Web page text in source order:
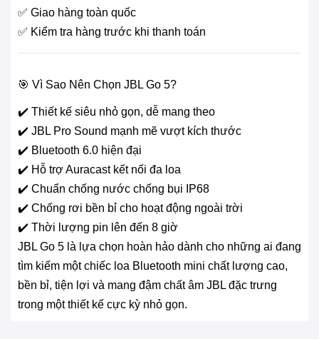
✅ Giao hàng toàn quốc
✅ Kiểm tra hàng trước khi thanh toán
🎯 Vì Sao Nên Chọn JBL Go 5?
✔️ Thiết kế siêu nhỏ gọn, dễ mang theo
✔️ JBL Pro Sound mạnh mẽ vượt kích thước
✔️ Bluetooth 6.0 hiện đại
✔️ Hỗ trợ Auracast kết nối đa loa
✔️ Chuẩn chống nước chống bụi IP68
✔️ Chống rơi bền bỉ cho hoạt động ngoài trời
✔️ Thời lượng pin lên đến 8 giờ
JBL Go 5 là lựa chọn hoàn hảo dành cho những ai đang
tìm kiếm một chiếc loa Bluetooth mini chất lượng cao,
bền bỉ, tiện lợi và mang đậm chất âm JBL đặc trưng
trong một thiết kế cực kỳ nhỏ gọn.